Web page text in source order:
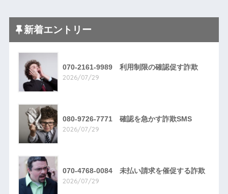
新着エントリー
070-2161-9989 利用制限の確認促す詐欺
2026/07/29
080-9726-7771 確認を急かす詐欺SMS
2026/07/29
070-4768-0084 未払い請求を催促する詐欺
2026/07/29